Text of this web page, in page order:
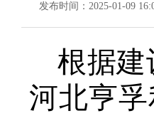
发布时间：2025-01-09
根据
河北亨